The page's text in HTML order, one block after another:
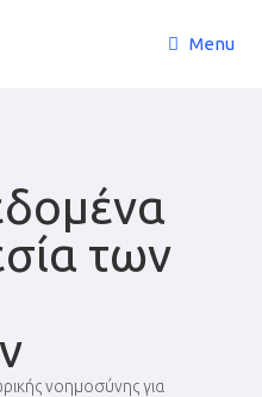
Menu
των
νοημοσύνης για